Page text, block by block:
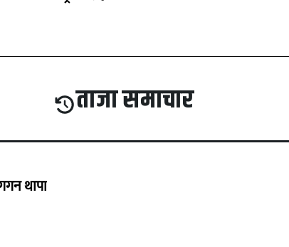
ताजा समाचार
थापा